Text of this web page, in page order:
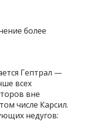
Гептрал —
всех
вне
числе Карсил.
недугов: